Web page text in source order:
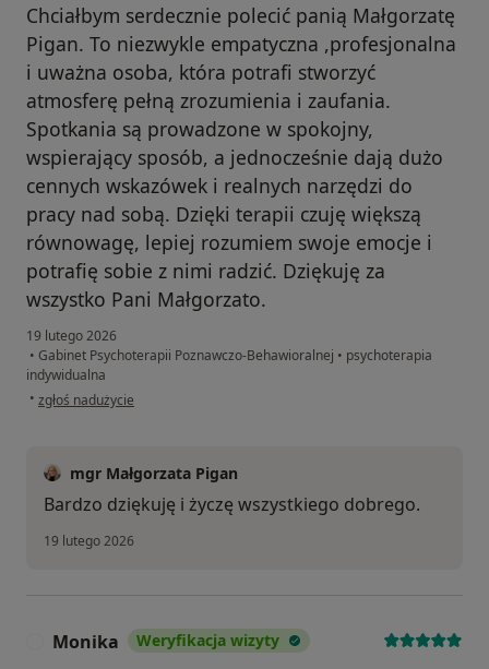
Chciałbym serdecznie polecić panią Małgorzatę
Pigan. To niezwykle empatyczna ,profesjonalna
i uważna osoba, która potrafi stworzyć
atmosferę pełną zrozumienia i zaufania.
Spotkania są prowadzone w spokojny,
wspierający sposób, a jednocześnie dają dużo
cennych wskazówek i realnych narzędzi do
pracy nad sobą. Dzięki terapii czuję większą
równowagę, lepiej rozumiem swoje emocje i
potrafię sobie z nimi radzić. Dziękuję za
wszystko Pani Małgorzato.
19 lutego 2026
• Gabinet Psychoterapii Poznawczo-Behawioralnej • psychoterapia
indywidualna
• w opinii użytkownika Tomasz Ż.
zgłoś nadużycie
mgr Małgorzata Pigan
Bardzo dziękuję i życzę wszystkiego dobrego.
19 lutego 2026
Monika Weryfikacja wizyty